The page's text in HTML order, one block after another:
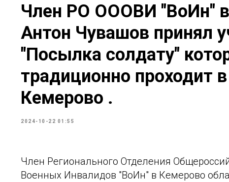
Член РО ОООВИ "ВоИн"
Антон Чувашов принял
"Посылка солдату"
традиционно проходит
Кемерово .
2024-10-22 01:55
Член Регионального Отделения
Военных Инвалидов "ВоИн" в Кемерово